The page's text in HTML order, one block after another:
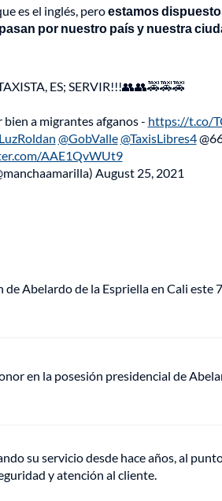
es el inglés, peroestamos
por nuestro país y nuestra
ES; SERVIR!!!👥👥🚕🚕🚕
a migrantes afganos - https://t.co/
@GobValle@TaxisLibres4
AAE1QvWUt9
August 25, 2021
Abelardo de la Espriella en Cali este
en la posesión presidencial de
su servicio desde hace años, al
y atención al cliente.